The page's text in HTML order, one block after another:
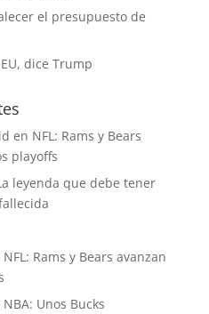
el presupuesto de
dice Trump
en NFL: Rams y Bears
playoffs
leyenda que debe tener
NFL: Rams y Bears avanzan
NBA: Unos Bucks